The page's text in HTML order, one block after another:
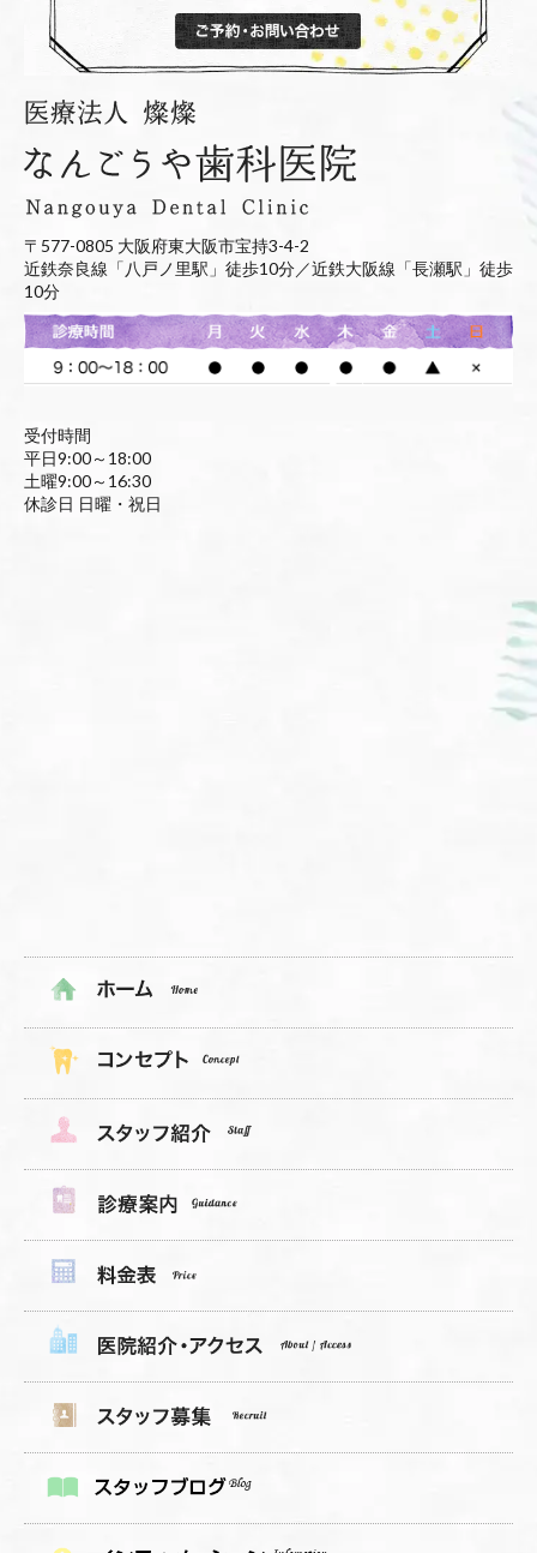
〒577-0805 大阪府東大阪市宝持3-4-2
近鉄奈良線「八戸ノ里駅」徒歩10分／近鉄大阪線「長瀬駅」徒歩
10分
受付時間
平日9:00～18:00
土曜9:00～16:30
休診日 日曜・祝日